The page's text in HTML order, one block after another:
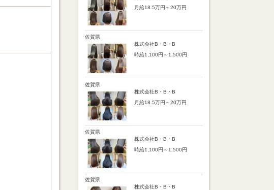
月給18.5万円～20万円
より随時昇給あり
【手当】
SNS手当：あり
【賞与】
あり（年2回、社内規定あ
変動あり
佐賀県
株式会社B・B・B
時給1,100円～1,500円
佐賀県
株式会社B・B・B
月給18.5万円～20万円
より随時昇給あり
【手当】
SNS手当：あり
佐賀県
株式会社B・B・B
時給1,100円～1,500円
佐賀県
株式会社B・B・B